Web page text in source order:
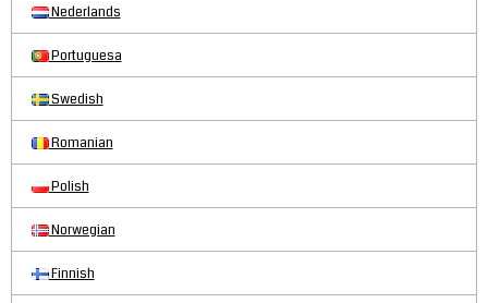
Nederlands
Portuguesa
Swedish
Romanian
Polish
Norwegian
Finnish